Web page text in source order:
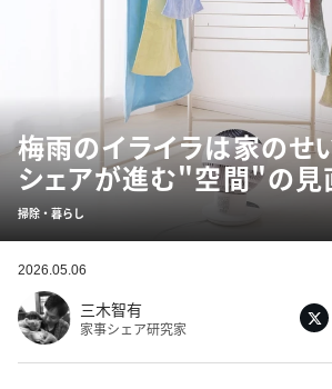
梅雨のイライラは家のせ
シェアが進む"空間"の見
掃除・暮らし
2026.05.06
三木智有
家事シェア研究家